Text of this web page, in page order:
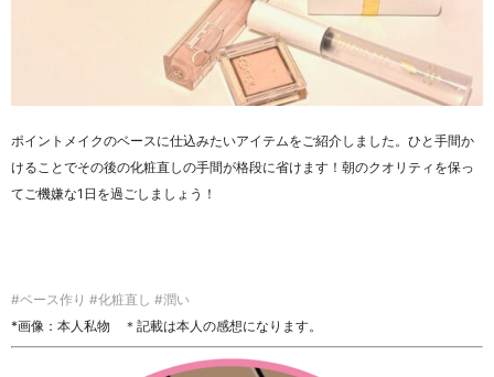
ポイントメイクのベースに仕込みたいアイテムをご紹介しました。ひと手間か
けることでその後の化粧直しの手間が格段に省けます！朝のクオリティを保っ
てご機嫌な1日を過ごしましょう！
#ベース作り #化粧直し #潤い
*画像：本人私物 ＊記載は本人の感想になります。